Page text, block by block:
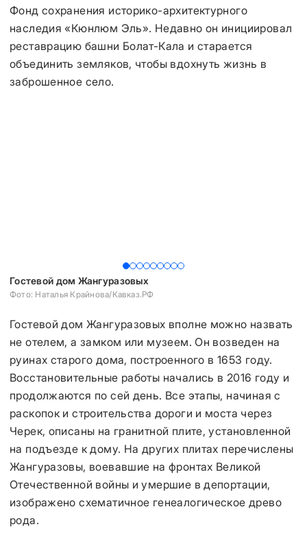
Фонд сохранения историко-архитектурного
наследия «Кюнлюм Эль». Недавно он инициировал
реставрацию башни Болат-Кала и старается
объединить земляков, чтобы вдохнуть жизнь в
заброшенное село.
Гостевой дом Жангуразовых
Фото: Наталья Крайнова/Кавказ.РФ
Гостевой дом Жангуразовых вполне можно назвать
не отелем, а замком или музеем. Он возведен на
руинах старого дома, построенного в 1653 году.
Восстановительные работы начались в 2016 году и
продолжаются по сей день. Все этапы, начиная с
раскопок и строительства дороги и моста через
Черек, описаны на гранитной плите, установленной
на подъезде к дому. На других плитах перечислены
Жангуразовы, воевавшие на фронтах Великой
Отечественной войны и умершие в депортации,
изображено схематичное генеалогическое древо
рода.